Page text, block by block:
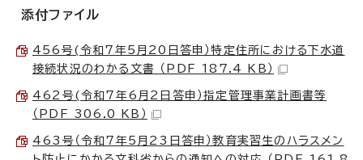
添付ファイル
456号(令和7年5月20日答申）特定住所における下水道
接続状況のわかる文書 （PDF 187.4 KB）
462号(令和7年6月2日答申）指定管理事業計画書等
（PDF 306.0 KB）
463号（令和7年5月23日答申）教育実習生のハラスメン